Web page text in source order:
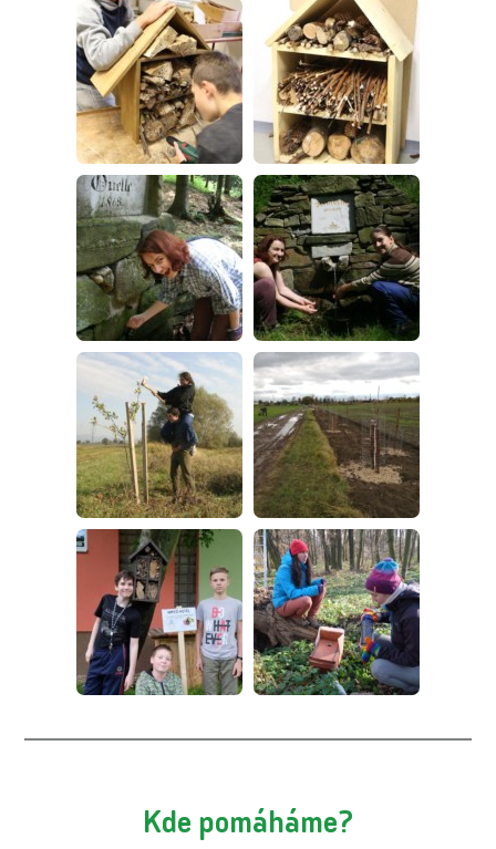
Kde pomáháme?